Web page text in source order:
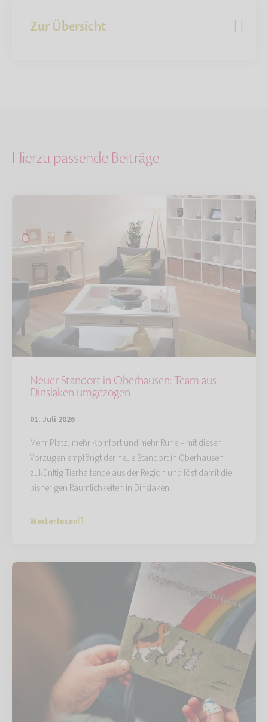
Zur Übersicht
Hierzu passende Beiträge
Neuer Standort in Oberhausen: Team aus
Dinslaken umgezogen
01. Juli 2026
Mehr Platz, mehr Komfort und mehr Ruhe – mit diesen
Vorzügen empfängt der neue Standort in Oberhausen
zukünftig Tierhaltende aus der Region und löst damit die
bisherigen Räumlichkeiten in Dinslaken…
Weiterlesen